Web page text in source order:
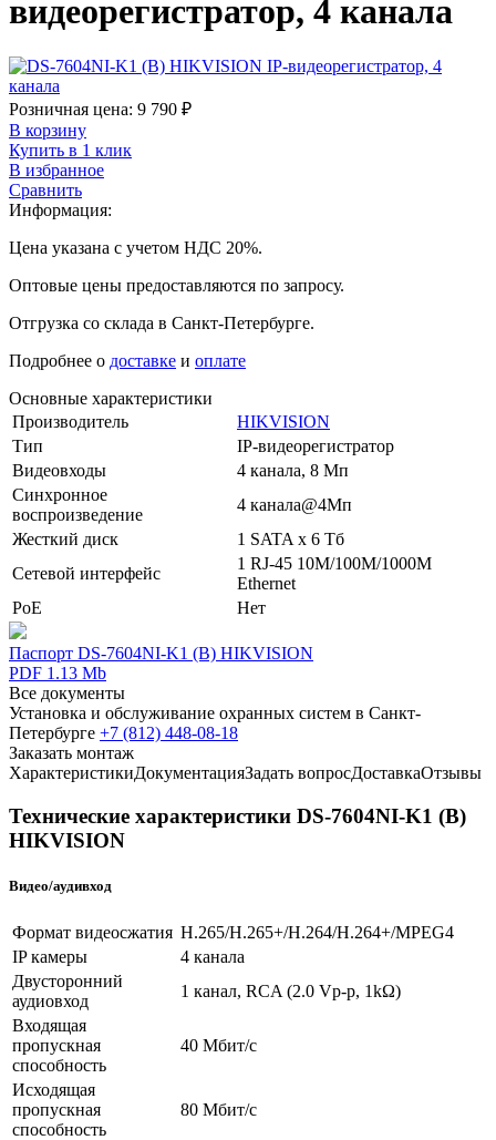
видеорегистратор, 4 канала
Розничная цена: 9 790 ₽
В корзину
Купить в 1 клик
В избранное
Сравнить
Информация:
Цена указана с учетом НДС 20%.
Оптовые цены предоставляются по запросу.
Отгрузка со склада в Санкт-Петербурге.
Подробнее о доставке и оплате
Основные характеристики
Производитель
HIKVISION
Тип
IP-видеорегистратор
Видеовходы
4 канала, 8 Мп
Синхронное
воспроизведение
4 канала@4Мп
Жесткий диск
1 SATA х 6 Тб
Сетевой интерфейс
1 RJ-45 10M/100М/1000M
Ethernet
PoE
Нет
Паспорт DS-7604NI-K1 (B) HIKVISION
PDF 1.13 Mb
Все документы
Установка и обслуживание охранных систем в Санкт-
Петербурге +7 (812) 448-08-18
Заказать монтаж
ХарактеристикиДокументацияЗадать вопросДоставкаОтзывы
Технические характеристики DS-7604NI-K1 (B)
HIKVISION
Видео/аудивход
Формат видеосжатия H.265/H.265+/H.264/H.264+/MPEG4
IP камеры
4 канала
Двусторонний
аудиовход
1 канал, RCA (2.0 Vp-p, 1kΩ)
Входящая
пропускная
способность
40 Мбит/с
Исходящая
пропускная
способность
80 Мбит/с